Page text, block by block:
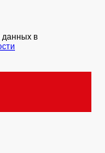
данных в